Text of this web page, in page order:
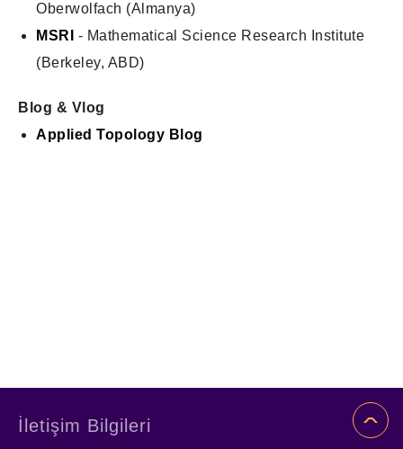
Oberwolfach (Almanya)
MSRI
- Mathematical Science Research Institute
(Berkeley, ABD)
Blog & Vlog
Applied Topology Blog
İletişim Bilgileri